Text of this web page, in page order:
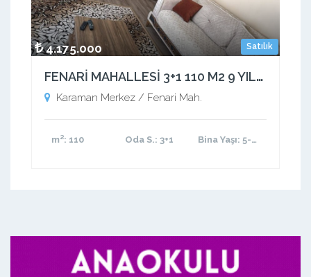
Satılık
4.175.000
FENARİ MAHALLESİ 3+1 110 M2 9 YILLIK MASRAFSIZ YATIRIMLIK KIRACILI DAİRE
Karaman Merkez / Fenari Mah.
m²: 110 Oda S.: 3+1 Bina Yaşı: 5-10 arası